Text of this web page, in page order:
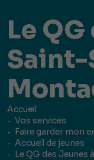
Le
Saint-
Accueil
Vos services
Faire garder mon
Accueil de jeunes
Le QG des